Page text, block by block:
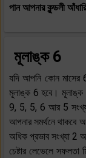
পান আপনার কুন্ডলী
মূলাঙ্ক 6
যদি আপনি কোন মাসের
মূলাঙ্ক 6 হবে। মূলাঙ্ক
9, 5, 5, 6 আর 5
আপনার সমর্থনে থাকবে
অধিক প্রভাব সংখ্যা 2
চেষ্টার লেভেলে